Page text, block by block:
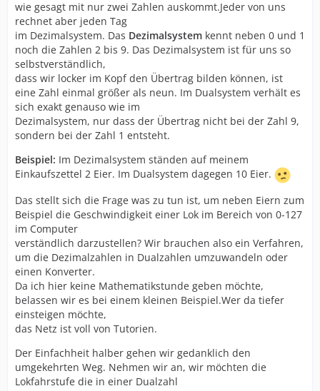
wie gesagt mit nur zwei Zahlen auskommt.Jeder von uns
rechnet aber jeden Tag
im Dezimalsystem. Das Dezimalsystem kennt neben 0 und 1
noch die Zahlen 2 bis 9. Das Dezimalsystem ist für uns so
selbstverständlich,
dass wir locker im Kopf den Übertrag bilden können, ist
eine Zahl einmal größer als neun. Im Dualsystem verhält es
sich exakt genauso wie im
Dezimalsystem, nur dass der Übertrag nicht bei der Zahl 9,
sondern bei der Zahl 1 entsteht.
Beispiel: Im Dezimalsystem ständen auf meinem
Einkaufszettel 2 Eier. Im Dualsystem dagegen 10 Eier.
Das stellt sich die Frage was zu tun ist, um neben Eiern zum
Beispiel die Geschwindigkeit einer Lok im Bereich von 0-127
im Computer
verständlich darzustellen? Wir brauchen also ein Verfahren,
um die Dezimalzahlen in Dualzahlen umzuwandeln oder
einen Konverter.
Da ich hier keine Mathematikstunde geben möchte,
belassen wir es bei einem kleinen Beispiel.Wer da tiefer
einsteigen möchte,
das Netz ist voll von Tutorien.
Der Einfachheit halber gehen wir gedanklich den
umgekehrten Weg. Nehmen wir an, wir möchten die
Lokfahrstufe die in einer Dualzahl